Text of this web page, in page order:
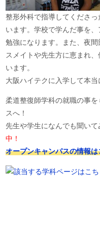
整形外科で指導してくださ
います。学校で学んだ事を
勉強になります。また、夜
スメイトや先生方に恵まれ
います。
大阪ハイテクに入学して本当
柔道整復師学科の就職の事
スへ！
先生や学生になんでも聞いて
中！
オープンキャンパスの情報